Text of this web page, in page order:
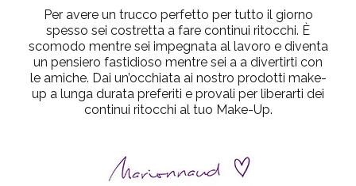
Per avere un trucco perfetto per tutto il giorno
spesso sei costretta a fare continui ritocchi. È
scomodo mentre sei impegnata al lavoro e diventa
un pensiero fastidioso mentre sei a a divertirti con
le amiche. Dai un’occhiata ai nostro prodotti make-
up a lunga durata preferiti e provali per liberarti dei
continui ritocchi al tuo Make-Up.